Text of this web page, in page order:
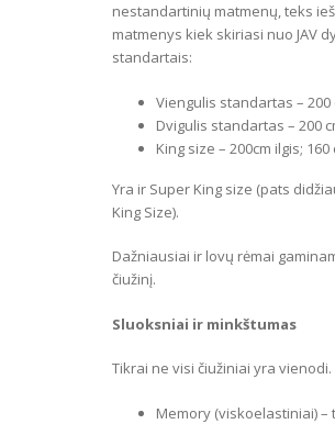
nestandartinių matmenų, teks
matmenys kiek skiriasi nuo JAV
standartais:
Viengulis standartas – 200
Dvigulis standartas – 200
King size – 200cm ilgis;
Yra ir Super King size (pats
King Size).
Dažniausiai ir lovų rėmai
čiužinį.
Sluoksniai ir minkštumas
Tikrai ne visi čiužiniai yra
Memory (viskoelastiniai)